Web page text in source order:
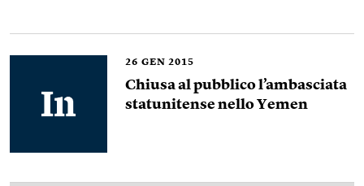
26 GEN 2015
Chiusa al pubblico l’ambasciata
statunitense nello Yemen